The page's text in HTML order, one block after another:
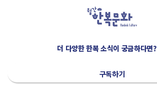
더 다양한 한복 소식이 궁금하다면?
구독하기